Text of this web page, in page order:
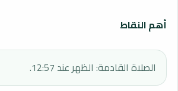
أهم النقاط
الصلاة القادمة: الظهر عند 12:57.